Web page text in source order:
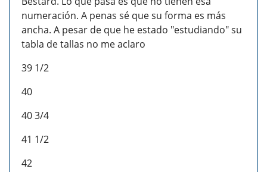
numeración. A penas sé que su forma es más
ancha. A pesar de que he estado "estudiando" su
tabla de tallas no me aclaro
39 1/2
40
40 3/4
41 1/2
42